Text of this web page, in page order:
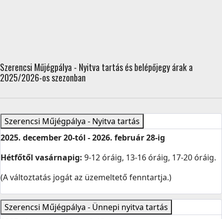
Szerencsi Műjégpálya - Nyitva tartás és belépőjegy árak a
2025/2026-os szezonban
Szerencsi Műjégpálya - Nyitva tartás
2025. december 20-tól - 2026. február 28-ig
Hétfőtől vasárnapig: 9-12 óráig, 13-16 óráig, 17-20 óráig.
(A változtatás jogát az üzemeltető fenntartja.)
Szerencsi Műjégpálya - Ünnepi nyitva tartás